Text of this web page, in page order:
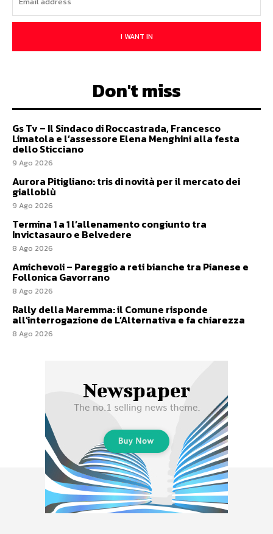
I WANT IN
Don't miss
Gs Tv – Il Sindaco di Roccastrada, Francesco
Limatola e l’assessore Elena Menghini alla festa
dello Sticciano
9 Ago 2026
Aurora Pitigliano: tris di novità per il mercato dei
gialloblù
9 Ago 2026
Termina 1 a 1 l’allenamento congiunto tra
Invictasauro e Belvedere
8 Ago 2026
Amichevoli – Pareggio a reti bianche tra Pianese e
Follonica Gavorrano
8 Ago 2026
Rally della Maremma: il Comune risponde
all’interrogazione de L’Alternativa e fa chiarezza
8 Ago 2026